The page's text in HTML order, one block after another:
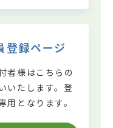
登録ページ
者様はこちらの
たします。 登
となります。